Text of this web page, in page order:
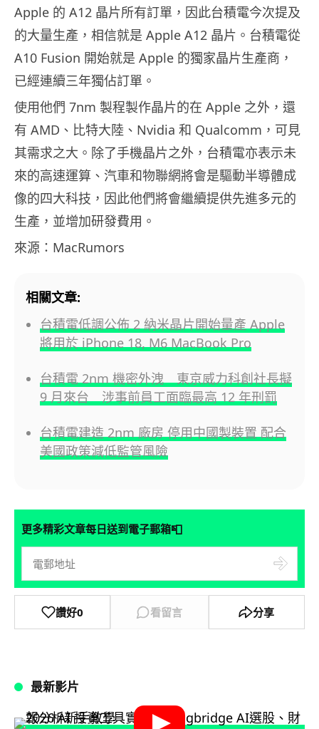
Apple 的 A12 晶片所有訂單，因此台積電今次提及
的大量生產，相信就是 Apple A12 晶片。台積電從
A10 Fusion 開始就是 Apple 的獨家晶片生產商，
已經連續三年獨佔訂單。
使用他們 7nm 製程製作晶片的在 Apple 之外，還
有 AMD、比特大陸、Nvidia 和 Qualcomm，可見
其需求之大。除了手機晶片之外，台積電亦表示未
來的高速運算、汽車和物聯網將會是驅動半導體成
像的四大科技，因此他們將會繼續提供先進多元的
生產，並增加研發費用。
來源：MacRumors
相關文章:
台積電低調公佈 2 納米晶片開始量產 Apple
將用於 iPhone 18, M6 MacBook Pro
台積電 2nm 機密外洩 東京威力科創社長擬
9 月來台 涉事前員工面臨最高 12 年刑罰
台積電建造 2nm 廠房 停用中國製裝置 配合
美國政策減低監管風險
更多精彩文章每日送到電子郵箱📮
讚好0 看留言 分享
最新影片